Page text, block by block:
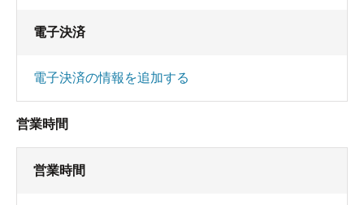
電子決済
電子決済の情報を追加する
営業時間
営業時間